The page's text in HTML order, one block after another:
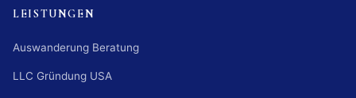
LEISTUNGEN
Auswanderung Beratung
LLC Gründung USA